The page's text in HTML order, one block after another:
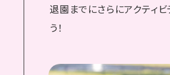
退園までにさらにアクティ
う！